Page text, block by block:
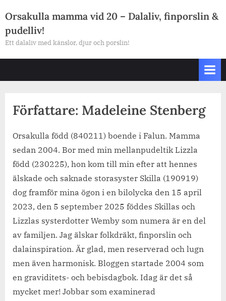
to
content
Orsakulla mamma vid 20 – Dalaliv, finporslin &
pudelliv!
Ett dalaliv med känslor, djur och porslin!
Författare: Madeleine Stenberg
Orsakulla född (840211) boende i Falun. Mamma
sedan 2004. Bor med min mellanpudeltik Lizzla
född (230225), hon kom till min efter att hennes
älskade och saknade storasyster Skilla (190919)
dog framför mina ögon i en bilolycka den 15 april
2023, den 5 september 2025 föddes Skillas och
Lizzlas systerdotter Wemby som numera är en del
av familjen. Jag älskar folkdräkt, finporslin och
dalainspiration. Är glad, men reserverad och lugn
men även harmonisk. Bloggen startade 2004 som
en graviditets- och bebisdagbok. Idag är det så
mycket mer! Jobbar som examinerad